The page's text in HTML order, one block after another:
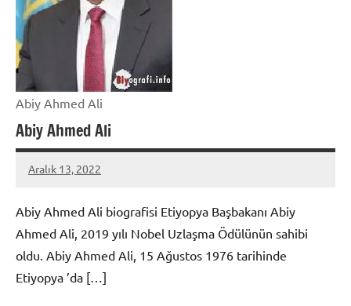
Abiy Ahmed Ali
Abiy Ahmed Ali
Aralık 13, 2022
admin
Abiy Ahmed Ali biografisi Etiyopya Başbakanı Abiy
Ahmed Ali, 2019 yılı Nobel Uzlaşma Ödülünün sahibi
oldu. Abiy Ahmed Ali, 15 Ağustos 1976 tarihinde
Etiyopya ’da […]